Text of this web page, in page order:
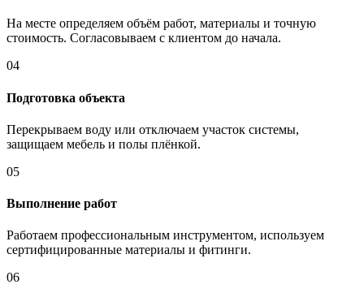
На месте определяем объём работ, материалы и точную
стоимость. Согласовываем с клиентом до начала.
04
Подготовка объекта
Перекрываем воду или отключаем участок системы,
защищаем мебель и полы плёнкой.
05
Выполнение работ
Работаем профессиональным инструментом, используем
сертифицированные материалы и фитинги.
06